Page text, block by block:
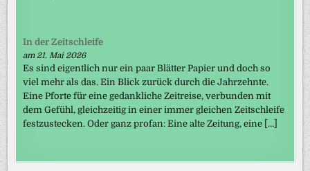
In der Zeitschleife
am 21. Mai 2026
Es sind eigentlich nur ein paar Blätter Papier und doch so
viel mehr als das. Ein Blick zurück durch die Jahrzehnte.
Eine Pforte für eine gedankliche Zeitreise, verbunden mit
dem Gefühl, gleichzeitig in einer immer gleichen Zeitschleife
festzustecken. Oder ganz profan: Eine alte Zeitung, eine […]